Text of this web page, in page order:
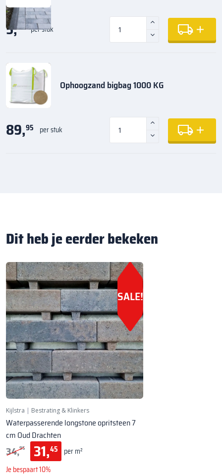
5,35 per stuk
Ophoogzand bigbag 1000 KG
89,95 per stuk
Dit heb je eerder bekeken
SALE!
Kijlstra | Bestrating & Klinkers
Waterpasserende longstone opritsteen 7
cm Oud Drachten
34,95 31,45
per m²
Je bespaart 10%